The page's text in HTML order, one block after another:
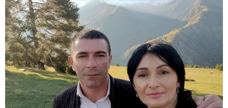
შსს 2014 წელს გაუჩინარებული გურამ
დადიანიძის საქმის გამოძიების შესახებ
განცხადებას ავრცელებს